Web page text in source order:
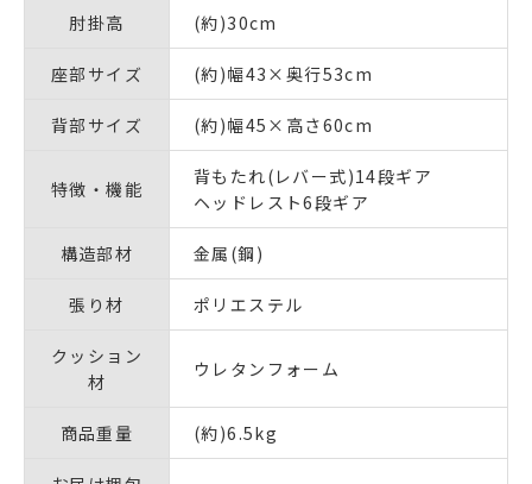
肘掛高 (約)30cm
座部サイズ (約)幅43×奥行53cm
背部サイズ (約)幅45×高さ60cm
特徴・機能
背もたれ(レバー式)14段ギア
ヘッドレスト6段ギア
構造部材 金属(鋼)
張り材 ポリエステル
クッション
材
ウレタンフォーム
商品重量 (約)6.5kg